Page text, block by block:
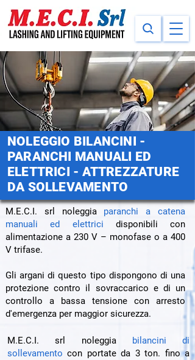
NOLEGGIO BILANCINI -
PARANCHI MANUALI ED
ELETTRICI - ATTREZZATURE
DA SOLLEVAMENTO
M.E.C.I. srl noleggia paranchi a catena
manuali ed elettrici disponibili con
alimentazione a 230 V – monofase o a 400
V trifase.
Gli argani di questo tipo dispongono di una
protezione contro il sovraccarico e di un
controllo a bassa tensione con arresto
d'emergenza per maggior sicurezza.
M.E.C.I. srl noleggia bilancini di
sollevamento con portate da 3 ton. fino a